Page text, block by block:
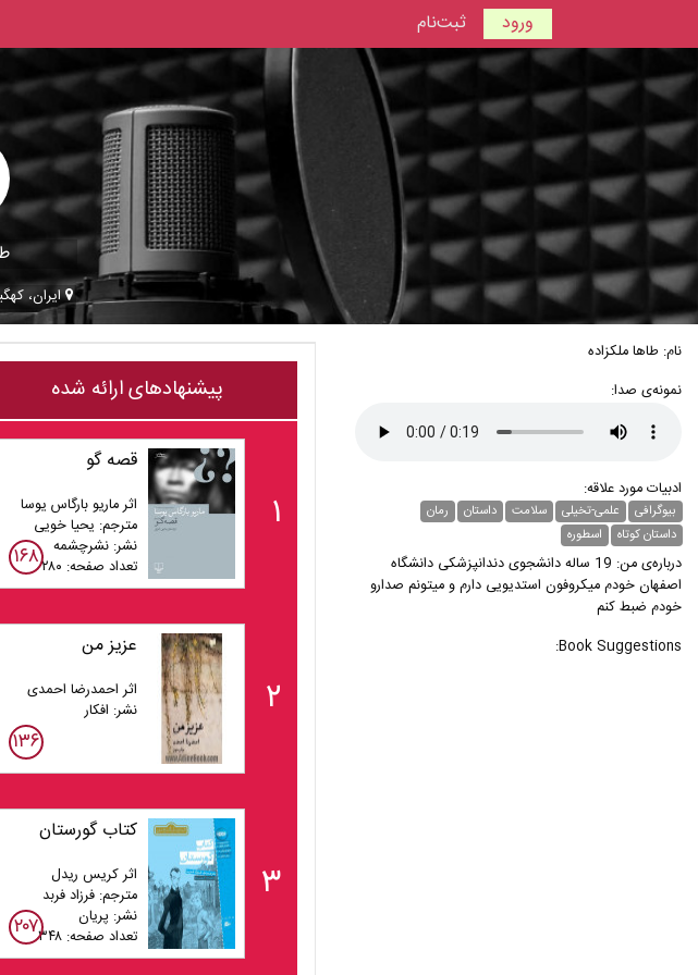
ورود ثبت‌نام
ایران،
نام: طاها ملکزاده
نمونه‌ی صدا:
ادبیات مورد علاقه:
بیوگرافی علمی-تخیلی سلامت داستان
رمان
داستان کوتاه
اسطوره
درباره‌ی من: 19 ساله دانشجوی دندانپزشکی دانشگاه
اصفهان خودم میکروفون استدیویی دارم و میتونم صدارو
خودم ضبط کنم
Book Suggestions:
پیشنهادهای ارائه شده
۱
قصه گو
اثر ماریو بارگاس یوسا
مترجم: یحیا خویی
نشر: نشرچشمه
تعداد صفحه: ۲۸۰
۱۶۸
۲
عزیز من
اثر احمدرضا احمدی
نشر: افکار
۱۳۶
۳
کتاب گورستان
اثر کریس ریدل
مترجم: فرزاد فربد
نشر: پریان
تعداد صفحه: ۳۴۸
۲۰۷